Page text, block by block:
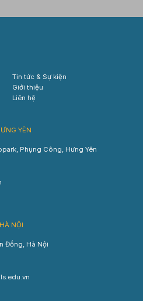
Tin tức & Sự kiện
Giới thiệu
Liên hệ
YÊN
Phụng Công, Hưng Yên
NỘI
Đồng, Hà Nội